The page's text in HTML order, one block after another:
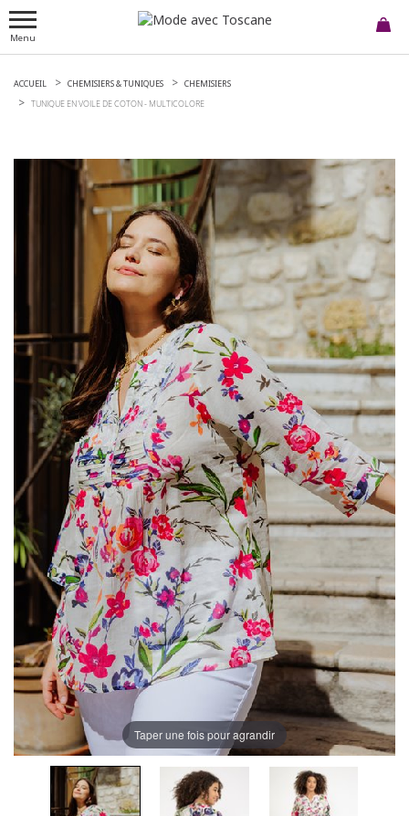
Menu
ACCUEIL CHEMISIERS & TUNIQUES
CHEMISIERS
TUNIQUE EN VOILE DE COTON - MULTICOLORE
Taper une fois pour agrandir